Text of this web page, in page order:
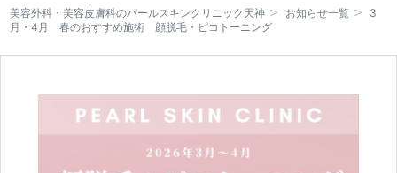
キャンペーン
Campaign
オンライン診療
美容外科・美容皮膚科のパールスキンクリニック天神 お知らせ一覧
3
月・4月 春のおすすめ施術 顔脱毛・ピコトーニング